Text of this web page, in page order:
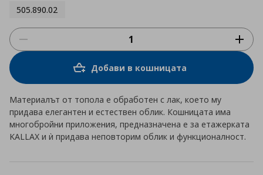
505.890.02
Добави в кошницата
Материалът от топола е обработен с лак, което му
придава елегантен и естествен облик. Кошницата има
многобройни приложения, предназначена е за етажерката
KALLAX и ѝ придава неповторим облик и функционалност.